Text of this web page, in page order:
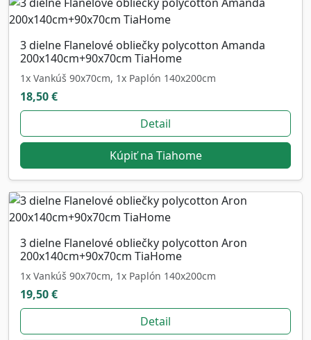
3 dielne Flanelové obliečky polycotton Amanda
200x140cm+90x70cm TiaHome
1x Vankúš 90x70cm, 1x Paplón 140x200cm
18,50 €
Detail
Kúpiť na Tiahome
3 dielne Flanelové obliečky polycotton Aron
200x140cm+90x70cm TiaHome
1x Vankúš 90x70cm, 1x Paplón 140x200cm
19,50 €
Detail